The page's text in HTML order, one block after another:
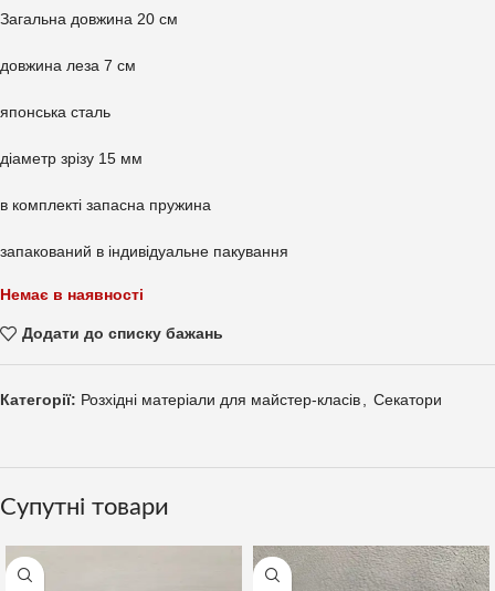
Загальна довжина 20 см
довжина леза 7 см
японська сталь
діаметр зрізу 15 мм
в комплекті запасна пружина
запакований в індивідуальне пакування
Немає в наявності
Додати до списку бажань
Категорії: Розхідні матеріали для майстер-класів Секатори
Супутні товари